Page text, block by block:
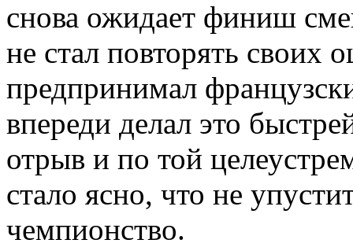
снова ожидает финиш
не стал повторять своих
предпринимал
впереди делал это
отрыв и по той
стало ясно, что не
чемпионство.